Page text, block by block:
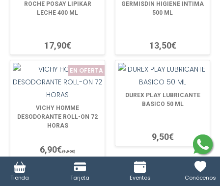
ROCHE POSAY LIPIKAR
LECHE 400 ML
17,90€
GERMISDIN HIGIENE INTIMA
500 ML
13,50€
EN OFERTA
VICHY HOMME
DESODORANTE ROLL-ON 72
HORAS
6,90€(9,90€)
DUREX PLAY LUBRICANTE
BASICO 50 ML
9,50€
Tienda Tarjeta Eventos Conócenos